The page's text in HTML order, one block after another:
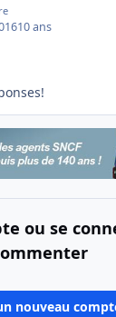
10 ans
ou se
nouveau